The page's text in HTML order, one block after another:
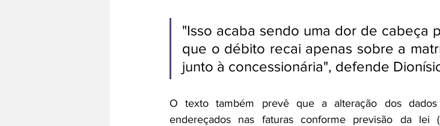
"Isso acaba sendo uma dor de cabeça
que o débito recai apenas sobre a
junto à concessionária", defende
O texto também prevê que a alteração dos
endereçados nas faturas conforme previsão da lei